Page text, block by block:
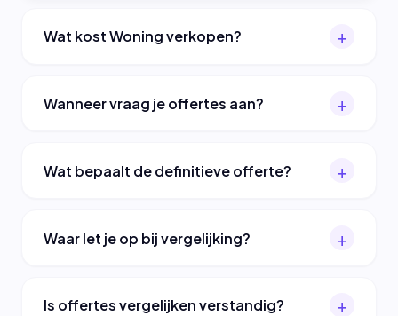
Wat kost Woning verkopen?
Wanneer vraag je offertes aan?
Wat bepaalt de definitieve offerte?
Waar let je op bij vergelijking?
Is offertes vergelijken verstandig?